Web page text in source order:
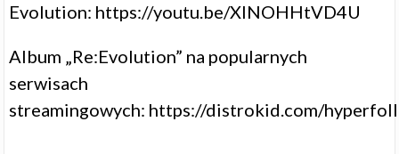
Evolution: https://youtu.be/XINOHHtVD4U
Album „Re:Evolution” na popularnych
serwisach
streamingowych: https://distrokid.com/